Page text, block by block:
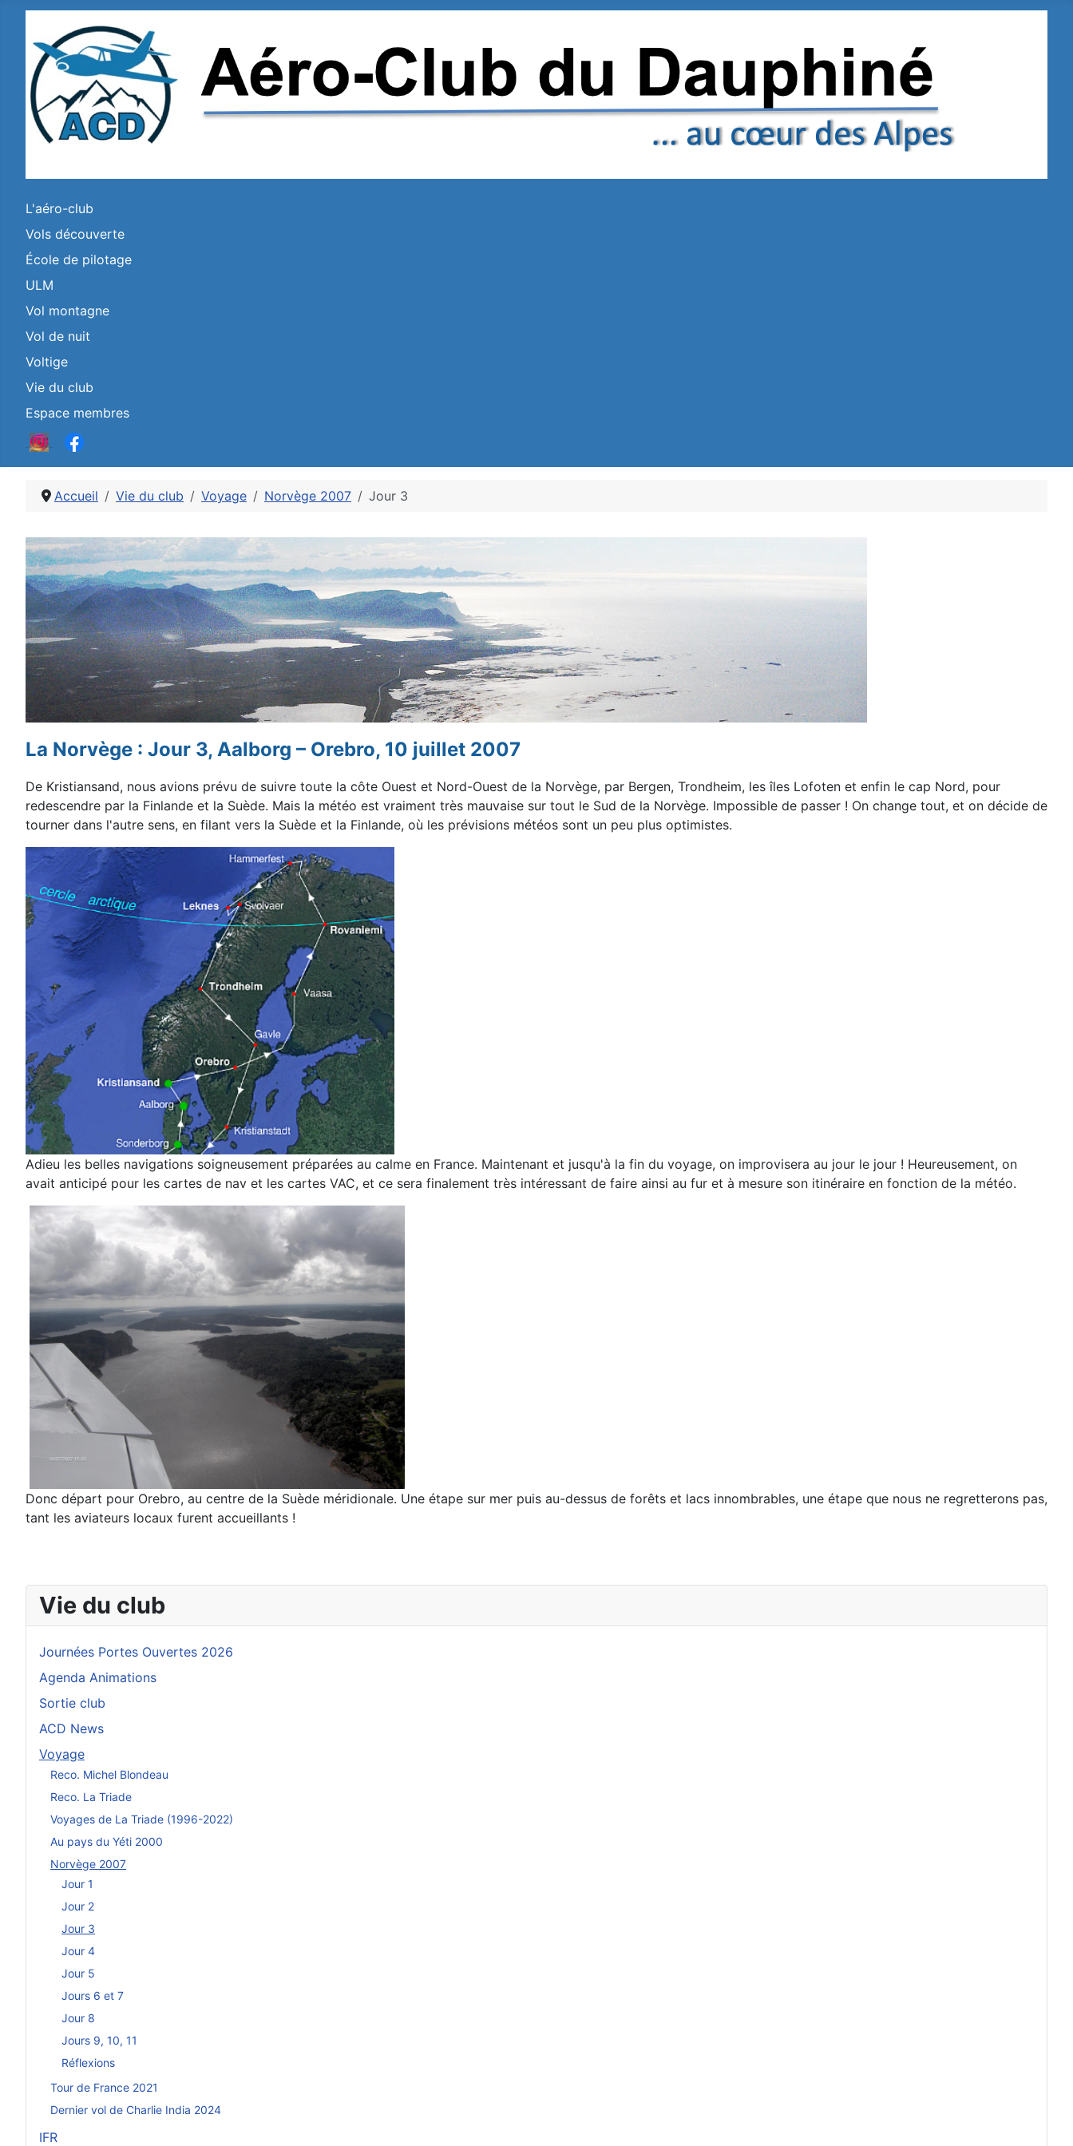
L'aéro-club
Vols découverte
École de pilotage
ULM
Vol montagne
Vol de nuit
Voltige
Vie du club
Espace membres
Vie du club
Journées Portes Ouvertes 2026
Agenda Animations
Sortie club
ACD News
Voyage
Reco. Michel Blondeau
Reco. La Triade
Voyages de La Triade (1996-2022)
Au pays du Yéti 2000
Norvège 2007
Jour 1
Jour 2
Jour 3
Jour 4
Jour 5
Jours 6 et 7
Jour 8
Jours 9, 10, 11
Réflexions
Tour de France 2021
Dernier vol de Charlie India 2024
IFR
Accueil Vie du club Voyage Norvège 2007 Jour 3
Détails
La Norvège : Jour 3, Aalborg – Orebro, 10 juillet 2007
De Kristiansand, nous avions prévu de suivre toute la côte Ouest et Nord-Ouest de la Norvège, par Bergen, Trondheim, lesîles Lofoten et enfin le cap Nord, pour
redescendre par la Finlande et la Suède. Mais la météo est vraiment très mauvaise sur tout le Sud de la Norvège. Impossible de passer ! On change tout, et on décide de
tourner dans l'autre sens, en filant vers la Suède et la Finlande, où les prévisions météos sont un peu plus optimistes.
Adieu les belles navigations soigneusement préparées au calme en France. Maintenant et jusqu'à la fin du voyage, on improvisera au jour le jour ! Heureusement, on
avait anticipé pour les cartes de nav et les cartes VAC, et ce sera finalement très intéressant de faire ainsi au fur et à mesure son itinéraire en fonction de la météo.
Donc départ pour Orebro, au centre de la Suède méridionale. Une étape sur mer puis au-dessus de forêts et lacs innombrables, une étape que nous ne regretterons pas,
tant les aviateurs locaux furent accueillants !